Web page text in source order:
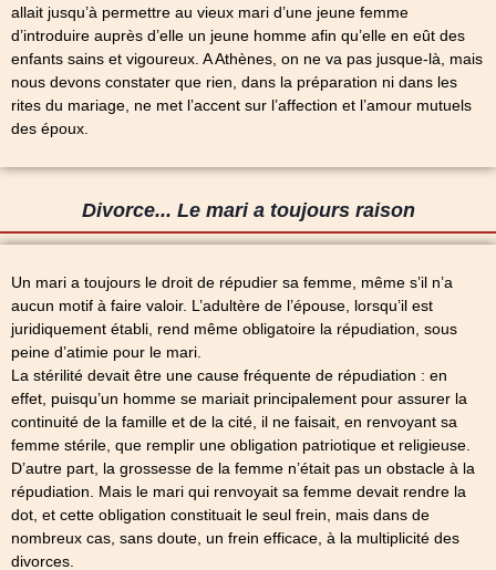
allait jusqu’à permettre au vieux mari d’une jeune femme
d’introduire auprès d’elle un jeune homme afin qu’elle en eût des
enfants sains et vigoureux. A Athènes, on ne va pas jusque-là, mais
nous devons constater que rien, dans la préparation ni dans les
rites du mariage, ne met l’accent sur l’affection et l’amour mutuels
des époux.
Divorce... Le mari a toujours raison
Un mari a toujours le droit de répudier sa femme, même s’il n’a
aucun motif à faire valoir. L’adultère de l’épouse, lorsqu’il est
juridiquement établi, rend même obligatoire la répudiation, sous
peine d’atimie pour le mari.
La stérilité devait être une cause fréquente de répudiation : en
effet, puisqu’un homme se mariait principalement pour assurer la
continuité de la famille et de la cité, il ne faisait, en renvoyant sa
femme stérile, que remplir une obligation patriotique et religieuse.
D’autre part, la grossesse de la femme n’était pas un obstacle à la
répudiation. Mais le mari qui renvoyait sa femme devait rendre la
dot, et cette obligation constituait le seul frein, mais dans de
nombreux cas, sans doute, un frein efficace, à la multiplicité des
divorces.